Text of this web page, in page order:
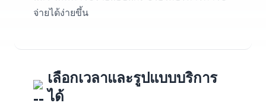
จ่ายได้ง่ายขึ้น
เลือกเวลาและรูปแบบบริการ
ได้